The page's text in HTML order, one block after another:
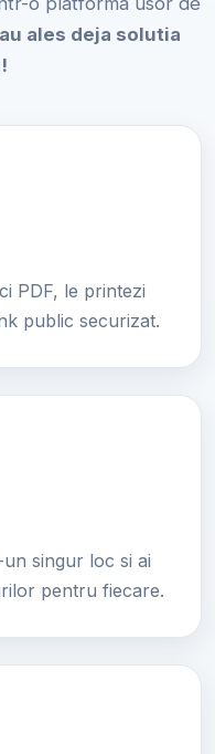
ales deja solutia
PDF, le printezi
public securizat.
singur loc si ai
pentru fiecare.